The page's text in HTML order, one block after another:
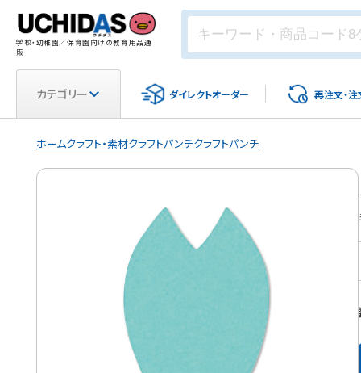
学校・幼稚園／保育園向けの教育用品通
販
カテゴリー ダイレクトオーダー 再注文・注
ホームクラフト・素材クラフトパンチクラフトパンチ